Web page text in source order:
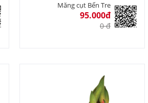
Măng cụt Bến Tre
95.000đ
0 đ